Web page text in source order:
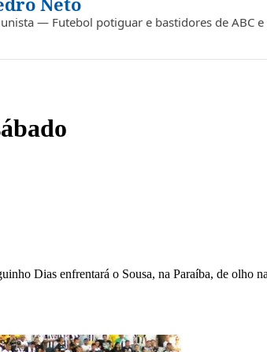
— Futebol potiguar e bastidores de ABC e
Dias enfrentará o Sousa, na Paraíba, de olho